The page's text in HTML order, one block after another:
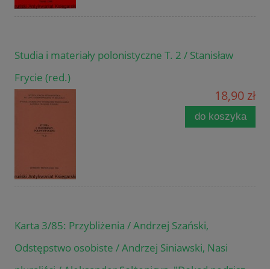
Studia i materiały polonistyczne T. 2 / Stanisław
Frycie (red.)
18,90 zł
do koszyka
Karta 3/85: Przybliżenia / Andrzej Szański,
Odstępstwo osobiste / Andrzej Siniawski, Nasi